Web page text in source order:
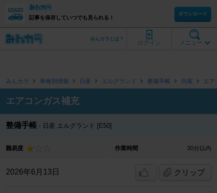
記事を保存していつでも見られる！
ダウンロード
メニュー
ログイン
みんカラとは？
みんカラ 車種別情報 日産 エルグランド 整備手帳 内装 エア
エアコンガス補充
整備手帳 日産 エルグランド [E50]
難易度 作業時間 30分以内
2026年6月13日 クリップ